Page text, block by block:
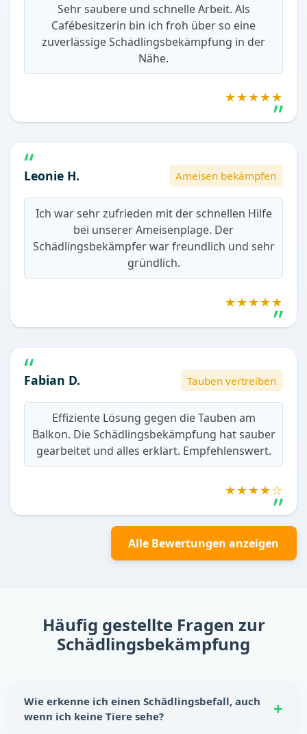
Sehr saubere und schnelle Arbeit. Als
Cafébesitzerin bin ich froh über so eine
zuverlässige Schädlingsbekämpfung in der
Nähe.
★★★★★
Leonie H. Ameisen bekämpfen
Ich war sehr zufrieden mit der schnellen Hilfe
bei unserer Ameisenplage. Der
Schädlingsbekämpfer war freundlich und sehr
gründlich.
★★★★★
Fabian D. Tauben vertreiben
Effiziente Lösung gegen die Tauben am
Balkon. Die Schädlingsbekämpfung hat sauber
gearbeitet und alles erklärt. Empfehlenswert.
★★★★☆
Alle Bewertungen anzeigen
Häufig gestellte Fragen zur
Schädlingsbekämpfung
Wie erkenne ich einen Schädlingsbefall, auch
wenn ich keine Tiere sehe?